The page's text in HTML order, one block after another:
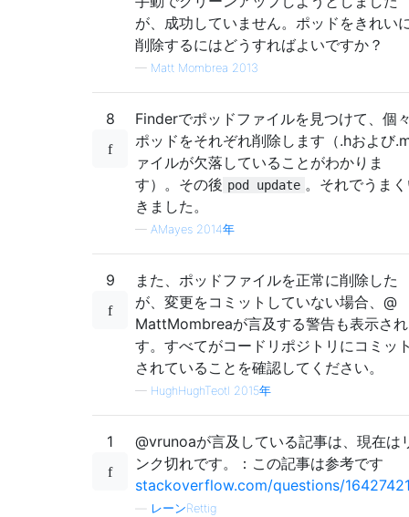
が、成功していません。ポッドをきれい
削除するにはどうすればよいですか？
— Matt Mombrea 2013
8
Finderでポッドファイルを見つけて、個
ポッドをそれぞれ削除します（.hおよび
ァイルが欠落していることがわかりま
す）。その後 pod update 。それでうま
きました。
— AMayes 2014年
9
また、ポッドファイルを正常に削除した
が、変更をコミットしていない場合、@
MattMombreaが言及する警告も表示さ
す。すべてがコードリポジトリにコミッ
されていることを確認してください。
— HughHughTeotl 2015年
1
@vrunoaが言及している記事は、現在は
ンク切れです。：この記事は参考です
stackoverflow.com/questions/
レーンRettig